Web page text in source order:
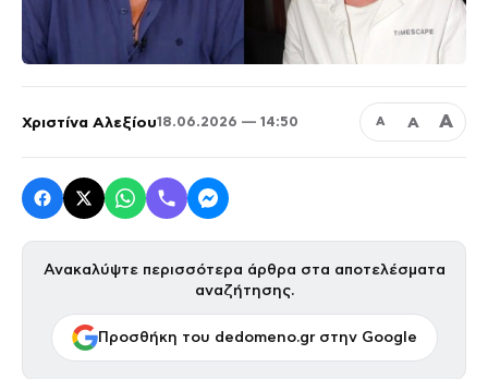
Χριστίνα Αλεξίου18.06.2026 — 14:50 Α Α Α
Ανακαλύψτε περισσότερα άρθρα στα αποτελέσματα
αναζήτησης.
Προσθήκη του dedomeno.gr στην Google